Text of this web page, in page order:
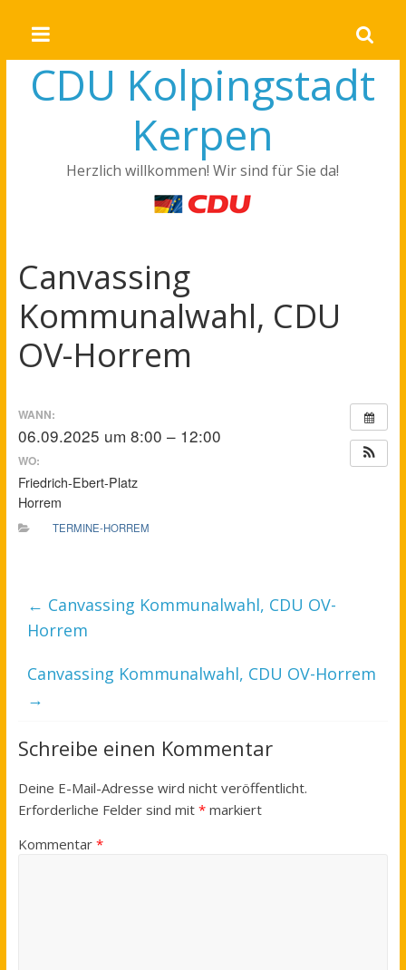
CDU Kolpingstadt
Kerpen
Herzlich willkommen! Wir sind für Sie da!
Canvassing
Kommunalwahl, CDU
OV-Horrem
WANN:
06.09.2025 um 8:00 – 12:00
WO:
Friedrich-Ebert-Platz
Horrem
TERMINE-HORREM
← Canvassing Kommunalwahl, CDU OV-
Horrem
Canvassing Kommunalwahl, CDU OV-Horrem
→
Schreibe einen Kommentar
Deine E-Mail-Adresse wird nicht veröffentlicht.
Erforderliche Felder sind mit *markiert
Kommentar *